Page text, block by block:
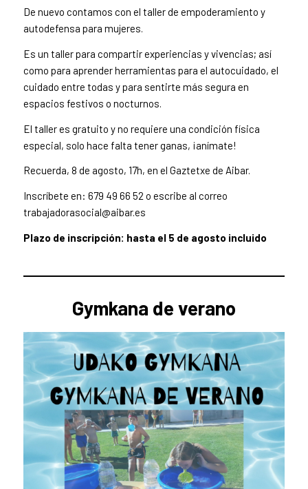
De nuevo contamos con el taller de empoderamiento y
autodefensa para mujeres.
Es un taller para compartir experiencias y vivencias; así
como para aprender herramientas para el autocuidado, el
cuidado entre todas y para sentirte más segura en
espacios festivos o nocturnos.
El taller es gratuito y no requiere una condición física
especial, solo hace falta tener ganas, ¡anímate!
Recuerda, 8 de agosto, 17h, en el Gaztetxe de Aibar.
Inscríbete en: 679 49 66 52 o escribe al correo
trabajadorasocial@aibar.es
Plazo de inscripción: hasta el 5 de agosto incluido
Gymkana de verano